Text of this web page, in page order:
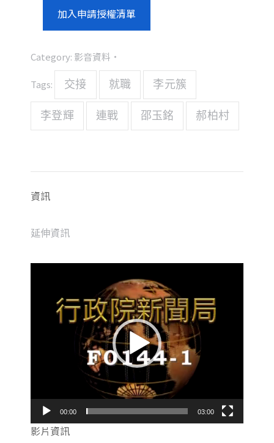
加入申請授權清單
Category: 影音資料
Tags: 交接 就職 李元簇
李登輝 連戰 邵玉銘 郝柏村
資訊
延伸資訊
00:00 03:00
影片資訊